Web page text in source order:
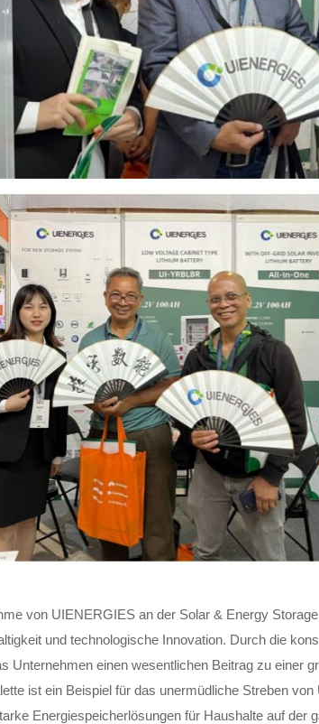
von UIENERGIES an der Solar & Energy
und technologische Innovation. Durch die
Unternehmen einen wesentlichen Beitrag zu einer
ist ein Beispiel für das unermüdliche Streben
Energiespeicherlösungen für Haushalte auf der